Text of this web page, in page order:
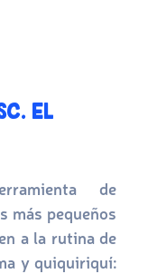
EL
de
más pequeños
a la rutina de
y quiquiriquí: